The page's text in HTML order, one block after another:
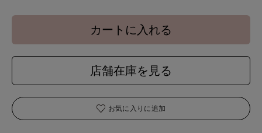
カートに入れる
店舗在庫を見る
お気に入りに追加